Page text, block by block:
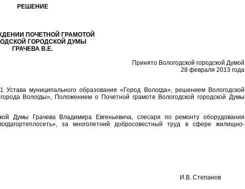
РЕШЕНИЕ
ПОЧЕТНОЙ ГРАМОТОЙ
ГОРОДСКОЙ ДУМЫ
ГРАЧЕВА В.Е.
Принято Вологодской городской Думой
28 февраля 2013 года
муниципального образования «Город Вологда», решением Вологодской
Вологды», Положением о Почетной грамоте Вологодской городской Думы
Думы Грачева Владимира Евгеньевича, слесаря по ремонту оборудования
за многолетний добросовестный труд в сфере жилищно-
И.В. Степанов